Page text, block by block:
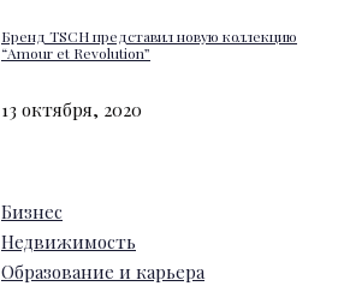
Бренд TSCH представил новую коллекцию
“Amour et Revolution”
13 октября, 2020
Бизнес
Недвижимость
Образование и карьера